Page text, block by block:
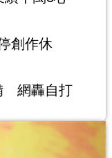
創作休
網轟自打